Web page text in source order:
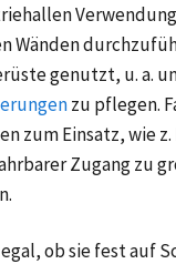
Wänden
genutzt, u. a.
zu pflegen.
zum Einsatz, wie
Zugang zu
ob sie fest auf